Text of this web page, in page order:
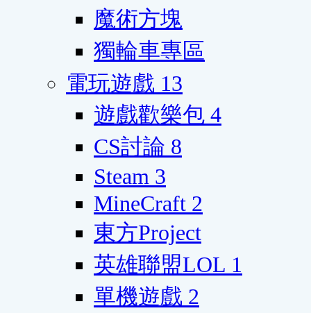
魔術方塊
獨輪車專區
電玩遊戲 13
遊戲歡樂包 4
CS討論 8
Steam 3
MineCraft 2
東方Project
英雄聯盟LOL 1
單機遊戲 2